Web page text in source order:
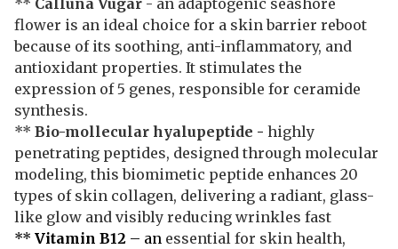
flower is an ideal choice for a skin barrier reboot
because of its soothing, anti-inflammatory, and
antioxidant properties. It stimulates the
expression of 5 genes, responsible for ceramide
synthesis.
** Bio-mollecular hyalupeptide - highly
penetrating peptides, designed through molecular
modeling, this biomimetic peptide enhances 20
types of skin collagen, delivering a radiant, glass-
like glow and visibly reducing wrinkles fast
** Vitamin B12 – an essential for skin health,